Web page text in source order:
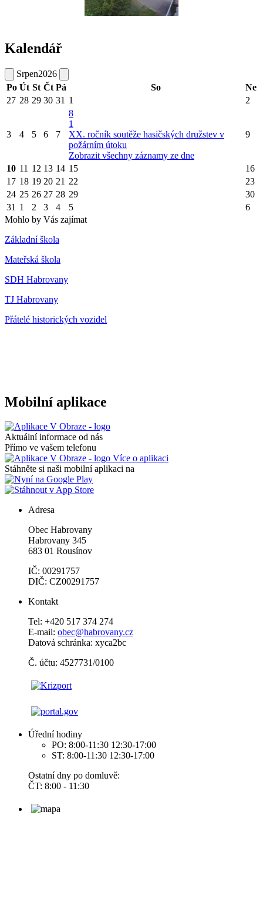
Kalendář
Srpen2026
Po Út St Čt Pá So
Ne
27 28 29 30 31 1 2
3 4 5 6 7
8
1
XX. ročník soutěže hasičských družstev v
požárním útoku
Zobrazit všechny záznamy ze dne
9
10 11 12 13 14 15
16
17 18 19 20 21 22
23
24 25 26 27 28 29
30
31 1 2 3 4 5
6
Mohlo by Vás zajímat
Základní škola
Mateřská škola
SDH Habrovany
TJ Habrovany
Přátelé historických vozidel
Mobilní aplikace
Aktuální informace od nás
Přímo ve vašem telefonu
Více o aplikaci
Stáhněte si naši mobilní aplikaci na
Adresa
Obec Habrovany
Habrovany 345
683 01 Rousínov
IČ: 00291757
DIČ: CZ00291757
Kontakt
Tel: +420 517 374 274
E-mail: obec@habrovany.cz
Datová schránka: xyca2bc
Č. účtu: 4527731/0100
Úřední hodiny
PO: 8:00-11:30 12:30-17:00
ST: 8:00-11:30 12:30-17:00
Ostatní dny po domluvě:
ČT: 8:00 - 11:30